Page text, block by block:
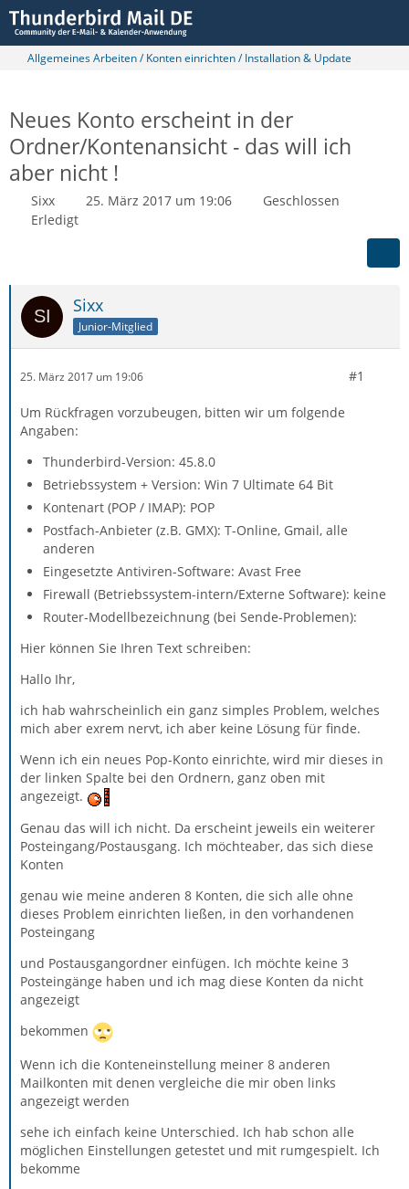
Allgemeines Arbeiten / Konten einrichten / Installation & Update
Neues Konto erscheint in der
Ordner/Kontenansicht - das will ich
aber nicht !
Sixx 25. März 2017 um 19:06
Geschlossen
Erledigt
Sixx
Junior-Mitglied
25. März 2017 um 19:06 #1
Um Rückfragen vorzubeugen, bitten wir um folgende
Angaben:
Thunderbird-Version: 45.8.0
Betriebssystem + Version: Win 7 Ultimate 64 Bit
Kontenart (POP / IMAP): POP
Postfach-Anbieter (z.B. GMX): T-Online, Gmail, alle
anderen
Eingesetzte Antiviren-Software: Avast Free
Firewall (Betriebssystem-intern/Externe Software): keine
Router-Modellbezeichnung (bei Sende-Problemen):
Hier können Sie Ihren Text schreiben:
Hallo Ihr,
ich hab wahrscheinlich ein ganz simples Problem, welches
mich aber exrem nervt, ich aber keine Lösung für finde.
Wenn ich ein neues Pop-Konto einrichte, wird mir dieses in
der linken Spalte bei den Ordnern, ganz oben mit
angezeigt.
Genau das will ich nicht. Da erscheint jeweils ein weiterer
Posteingang/Postausgang. Ich möchteaber, das sich diese
Konten
genau wie meine anderen 8 Konten, die sich alle ohne
dieses Problem einrichten ließen, in den vorhandenen
Posteingang
und Postausgangordner einfügen. Ich möchte keine 3
Posteingänge haben und ich mag diese Konten da nicht
angezeigt
bekommen
Wenn ich die Konteneinstellung meiner 8 anderen
Mailkonten mit denen vergleiche die mir oben links
angezeigt werden
sehe ich einfach keine Unterschied. Ich hab schon alle
möglichen Einstellungen getestet und mit rumgespielt. Ich
bekomme